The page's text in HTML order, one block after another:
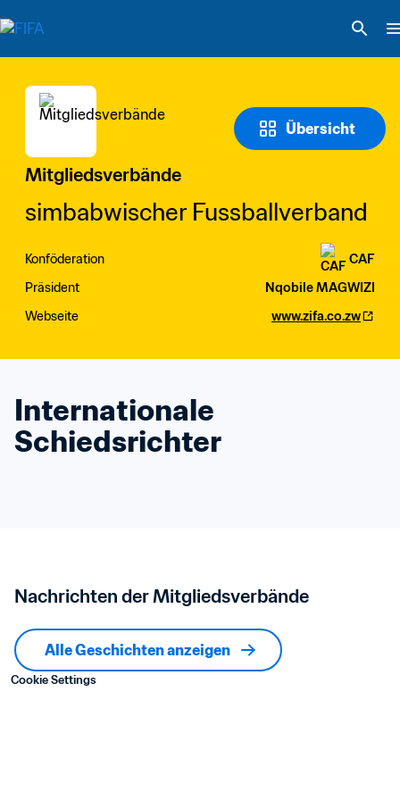
Übersicht
Mitgliedsverbände
simbabwischer Fussballverband
Konföderation
CAF
Präsident
Nqobile MAGWIZI
Webseite
www.zifa.co.zw
Internationale
Schiedsrichter
Nachrichten der Mitgliedsverbände
Alle Geschichten anzeigen
Cookie Settings